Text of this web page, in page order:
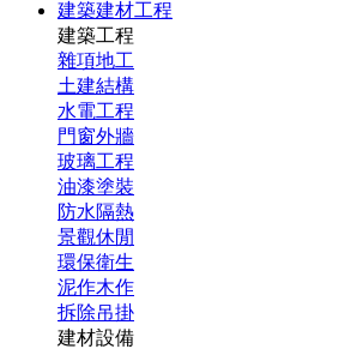
建築建材工程
建築工程
雜項地工
土建結構
水電工程
門窗外牆
玻璃工程
油漆塗裝
防水隔熱
景觀休閒
環保衛生
泥作木作
拆除吊掛
建材設備